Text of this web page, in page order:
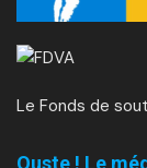
o
n
Le Fonds de